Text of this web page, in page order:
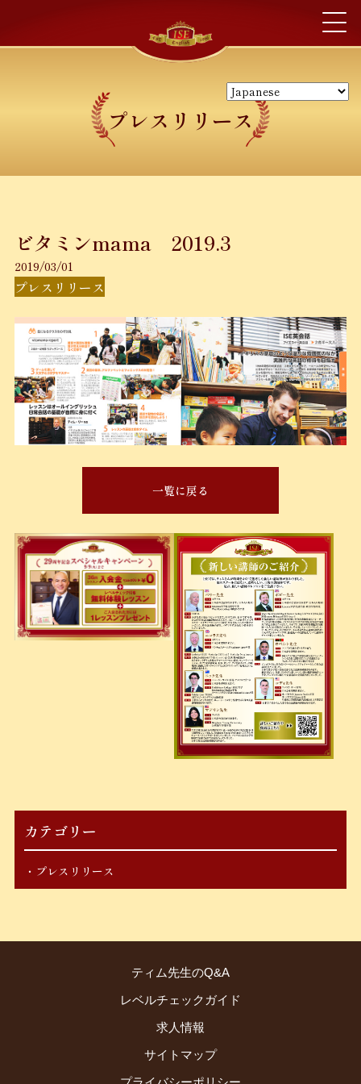
プレスリリース
ビタミンmama 2019.3
2019/03/01
プレスリリース
一覧に戻る
カテゴリー
プレスリリース
ティム先生のQ&A
レベルチェックガイド
求人情報
サイトマップ